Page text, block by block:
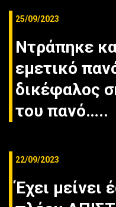
25/09/2023
Ντράπηκε
εμετικό
δικέφαλος
του πανό…..
22/09/2023
Έχει μείνει